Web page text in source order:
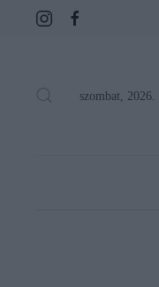
szombat, 2026.